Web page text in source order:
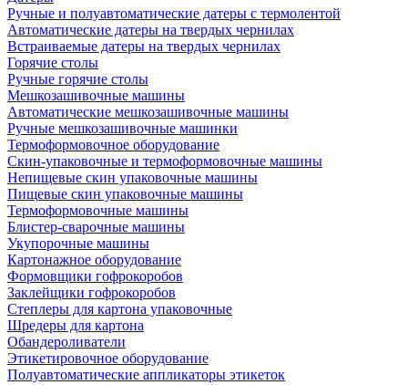
Ручные и полуавтоматические датеры с термолентой
Автоматические датеры на твердых чернилах
Встраиваемые датеры на твердых чернилах
Горячие столы
Ручные горячие столы
Мешкозашивочные машины
Автоматические мешкозашивочные машины
Ручные мешкозашивочные машинки
Термоформовочное оборудование
Скин-упаковочные и термоформовочные машины
Непищевые скин упаковочные машины
Пищевые скин упаковочные машины
Термоформовочные машины
Блистер-сварочные машины
Укупорочные машины
Картонажное оборудование
Формовщики гофрокоробов
Заклейщики гофрокоробов
Степлеры для картона упаковочные
Шредеры для картона
Обандероливатели
Этикетировочное оборудование
Полуавтоматические аппликаторы этикеток